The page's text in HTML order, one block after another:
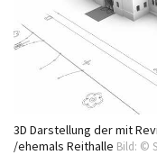
3D Darstellung der mit
/ehemals Reithalle Bild: ©